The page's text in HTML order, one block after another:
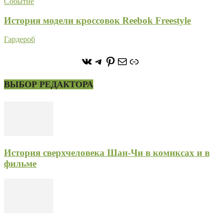
История модели кроссовок Reebok Freestyle
Гардероб
https://vk.com/
https://t.me/stoneforest
https://
ПочтаСсылка
ВЫБОР РЕДАКТОРА
История сверхчеловека Шан-Чи в комиксах и в
фильме